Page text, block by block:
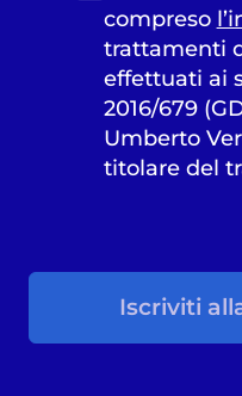
compreso
trattamenti
effettuati ai
2016/679
Umberto
titolare del
Iscriviti